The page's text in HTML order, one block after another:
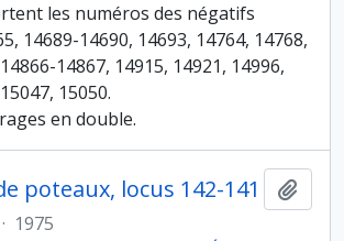
les numéros des négatifs
14689-14690, 14693, 14764, 14768,
14867, 14915, 14921, 14996,
15050.
en double.
poteaux, locus 142-141
· 1975